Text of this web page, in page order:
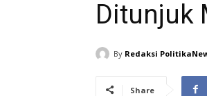
Ditunjuk
By Redaksi
Share